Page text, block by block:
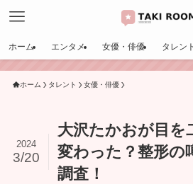
ホーム エンタメ 女優・俳優 タレン
ホーム タレント 女優・俳優
大沢たかおが目を
変わった？整形の
調査！
2024
3/20